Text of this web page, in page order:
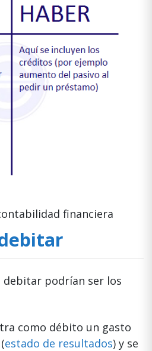
financiera
debitar podrían ser los
como débito un gasto
estado de resultados) y se